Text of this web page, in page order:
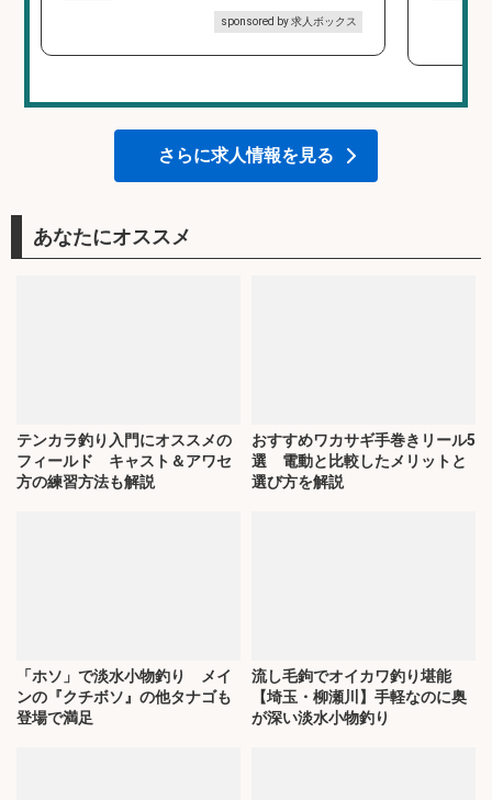
sponsored by 求人ボックス
さらに求人情報を見る
あなたにオススメ
テンカラ釣り入門にオススメの
フィールド キャスト＆アワセ
方の練習方法も解説
おすすめワカサギ手巻きリール5
選 電動と比較したメリットと
選び方を解説
「ホソ」で淡水小物釣り メイ
ンの『クチボソ』の他タナゴも
登場で満足
流し毛鉤でオイカワ釣り堪能
【埼玉・柳瀬川】手軽なのに奥
が深い淡水小物釣り